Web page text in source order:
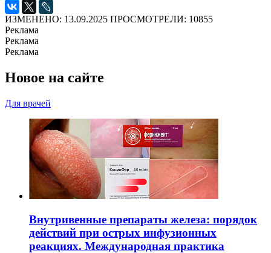
ИЗМЕНЕНО: 13.09.2025 ПРОСМОТРЕЛИ: 10855
Реклама
Реклама
Реклама
Новое на сайте
Для врачей
Внутривенные препараты железа: порядок
действий при острых инфузионных
реакциях. Международная практика